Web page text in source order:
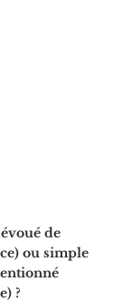
de
ou simple
?